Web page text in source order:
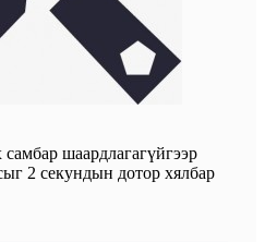
шаардлагагүйгээр
2 секундын дотор хялбар